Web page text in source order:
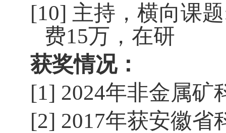
[10] 主持，横向课题
费15万，在研
获奖情况：
[1] 2024年非金属矿
[2] 2017年获安徽省